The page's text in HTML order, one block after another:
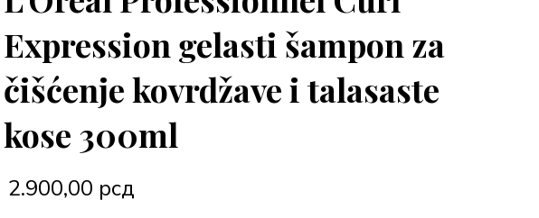
Expression gelasti šampon za
čišćenje kovrdžave i talasaste
kose 300ml
2.900,00 рсд